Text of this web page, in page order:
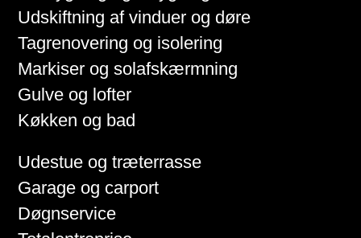
Udskiftning af vinduer og døre
Tagrenovering og isolering
Markiser og solafskærmning
Gulve og lofter
Køkken og bad
Udestue og træterrasse
Garage og carport
Døgnservice